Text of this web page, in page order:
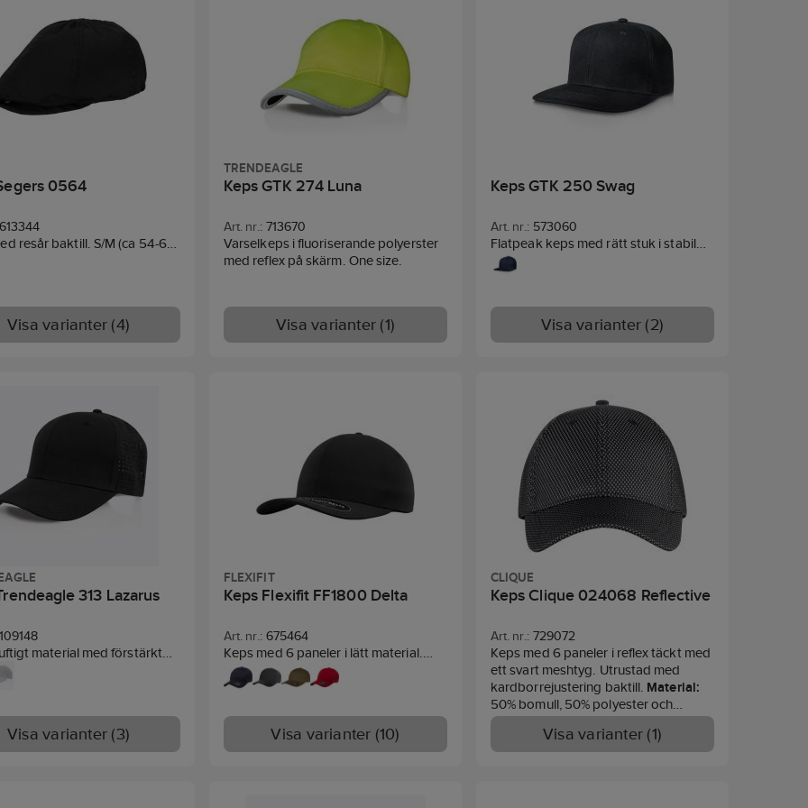
0564
613344
baktill. S/M (ca 54-60
(ca 58-64 cm). Tvätt före
rekommenderas. Slitstark
bomull - Canvas - 235g/m².
grader
Visa varianter (4)
TRENDEAGLE
Keps GTK 274 Luna
Art. nr.: 713670
Varselkeps i fluoriserande polyerster
med reflex på skärm. One size.
Visa varianter (1)
Keps GTK 250 Swag
Art. nr.: 573060
Flatpeak keps med rätt stuk i stabil
polyester. Förstärkt front och platt
skärm, snap-back i plast för reglering
Polyester.
Visa varianter (2)
313 Lazarus
109148
material med förstärkt
förböjd skärm, snap-back.
100% polyester (micro) .
Visa varianter (3)
FLEXIFIT
Keps Flexifit FF1800 Delta
Art. nr.: 675464
Keps med 6 paneler i lätt material.
Förböjd skärm och ett 3-lagers
svettband som förhindrar svettfläckar
Storlekar S/M och L/XL
92% polyester/8% elastan
S/M-L/XL
Visa varianter (10)
CLIQUE
Keps Clique 024068 Reflective
Art. nr.: 729072
Keps med 6 paneler i reflex täckt med
ett svart meshtyg. Utrustad med
kardborrejustering baktill. Material:
50% bomull, 50% polyester och
meshfoder 100% polyester.Tvättråd:
Tvätta för hand.Visa varianter (1)